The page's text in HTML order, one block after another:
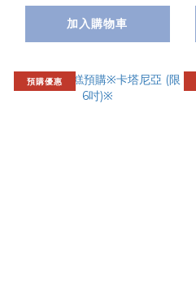
加入購物車
預購優惠